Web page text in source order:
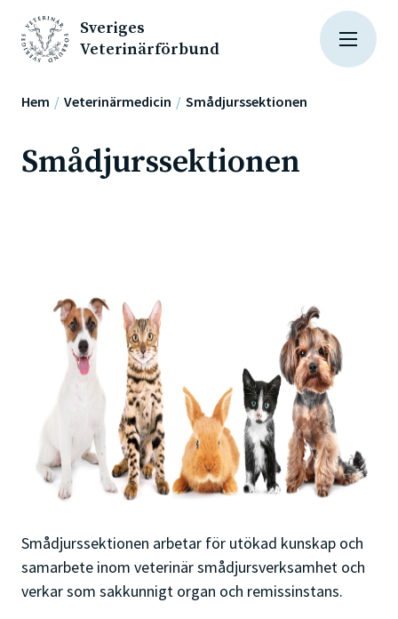
Sveriges
Veterinärförbund
Hem Veterinärmedicin Smådjurssektionen
Smådjurssektionen
Smådjurssektionen arbetar för utökad kunskap och
samarbete inom veterinär smådjursverksamhet och
verkar som sakkunnigt organ och remissinstans.